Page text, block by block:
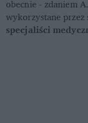
obecnie - zdaniem
specjaliści